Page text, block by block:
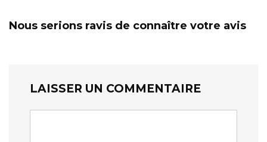
Nous serions ravis de connaître votre avis
LAISSER UN COMMENTAIRE